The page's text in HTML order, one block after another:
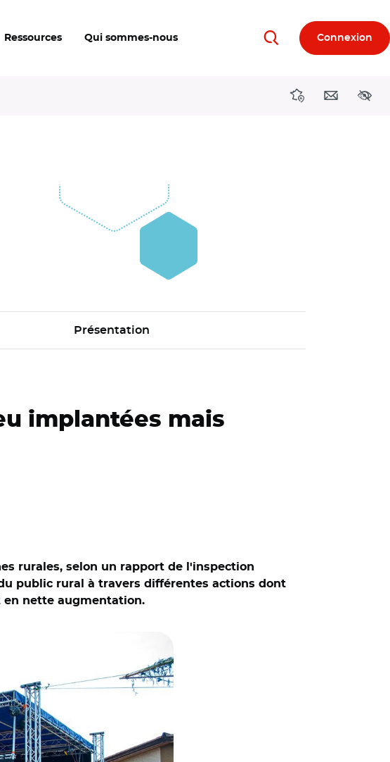
Ressources Qui sommes-nous RechercherConnexion
DirectionsContact
Présentation
implantées mais
rurales, selon un rapport de l'inspection
public rural à travers différentes actions dont
en nette augmentation.